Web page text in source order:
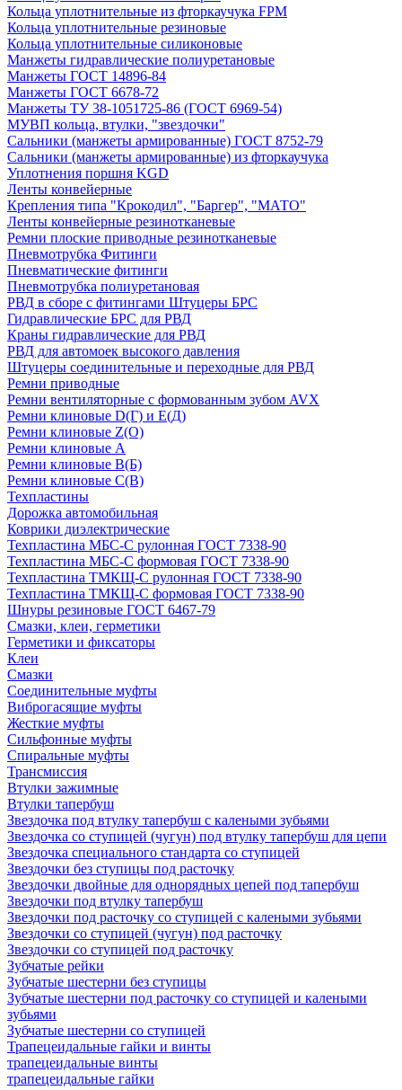
Кольца уплотнительные из фторкаучука FPM
Кольца уплотнительные резиновые
Кольца уплотнительные силиконовые
Манжеты гидравлические полиуретановые
Манжеты ГОСТ 14896-84
Манжеты ГОСТ 6678-72
Манжеты ТУ 38-1051725-86 (ГОСТ 6969-54)
МУВП кольца, втулки, "звездочки"
Сальники (манжеты армированные) ГОСТ 8752-79
Сальники (манжеты армированные) из фторкаучука
Уплотнения поршня KGD
Ленты конвейерные
Крепления типа "Крокодил", "Баргер", "МАТО"
Ленты конвейерные резинотканевые
Ремни плоские приводные резинотканевые
Пневмотрубка Фитинги
Пневматические фитинги
Пневмотрубка полиуретановая
РВД в сборе с фитингами Штуцеры БРС
Гидравлические БРС для РВД
Краны гидравлические для РВД
РВД для автомоек высокого давления
Штуцеры соединительные и переходные для РВД
Ремни приводные
Ремни вентиляторные с формованным зубом AVX
Ремни клиновые D(Г) и Е(Д)
Ремни клиновые Z(О)
Ремни клиновые А
Ремни клиновые В(Б)
Ремни клиновые С(В)
Техпластины
Дорожка автомобильная
Коврики диэлектрические
Техпластина МБС-С рулонная ГОСТ 7338-90
Техпластина МБС-С формовая ГОСТ 7338-90
Техпластина ТМКЩ-С рулонная ГОСТ 7338-90
Техпластина ТМКЩ-С формовая ГОСТ 7338-90
Шнуры резиновые ГОСТ 6467-79
Смазки, клеи, герметики
Герметики и фиксаторы
Клеи
Смазки
Соединительные муфты
Виброгасящие муфты
Жесткие муфты
Сильфонные муфты
Спиральные муфты
Трансмиссия
Втулки зажимные
Втулки тапербуш
Звездочка под втулку тапербуш c калеными зубьями
Звездочка со ступицей (чугун) под втулку тапербуш для цепи
Звездочка специального стандарта со ступицей
Звездочки без ступицы под расточку
Звездочки двойные для однорядных цепей под тапербуш
Звездочки под втулку тапербуш
Звездочки под расточку со ступицей с калеными зубьями
Звездочки со ступицей (чугун) под расточку
Звездочки со ступицей под расточку
Зубчатые рейки
Зубчатые шестерни без ступицы
Зубчатые шестерни под расточку со ступицей и калеными
зубьями
Зубчатые шестерни со ступицей
Трапецеидальные гайки и винты
трапецеидальные винты
трапецеидальные гайки